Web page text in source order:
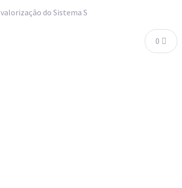
do Sistema S
0